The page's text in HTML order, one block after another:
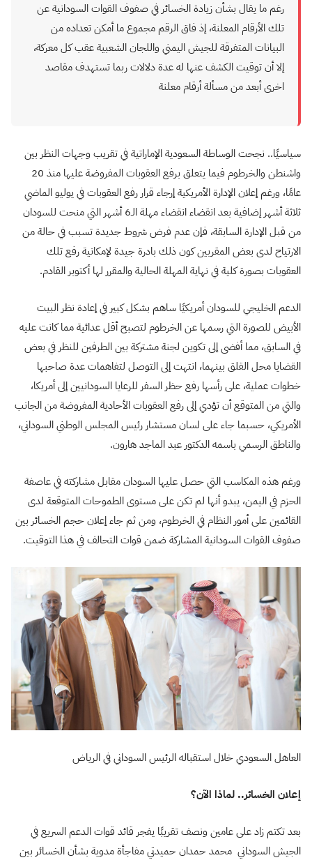
رغم ما يقال بشأن زيادة الخسائر في صفوف القوات السودانية عن
تلك الأرقام المعلنة، إذ فاق الرقم مجموع ما أمكن تعداده من
البيانات المتفرقة للجيش اليمني واللجان الشعبية عقب كل معركة،
إلا أن توقيت الكشف عنها له عدة دلالات ربما تستهدف مقاصد
اخرى أبعد من مسألة أرقام معلنة
سياسيًا.. نجحت الوساطة السعودية الإماراتية في تقريب وجهات النظر بين
واشنطن والخرطوم فيما يتعلق برفع العقوبات المفروضة عليها منذ 20
عامًا، ورغم إعلان الإدارة الأمريكية إرجاء قرار رفع العقوبات في يوليو الماضي
ثلاثة أشهر إضافية بعد انقضاء انقضاء مهلة الـ6 أشهر التي منحت للسودان
من قبل الإدارة السابقة، فإن عدم فرض شروط جديدة تسبب في حالة من
الارتياح لدى بعض المقربين كون ذلك بادرة جيدة لإمكانية رفع تلك
العقوبات بصورة كلية في نهاية المهلة الحالية والمقرر لها أكتوبر القادم.
الدعم الخليجي للسودان أمريكيًا ساهم بشكل كبير في إعادة نظر البيت
الأبيض للصورة التي رسمها عن الخرطوم لتصبح أقل عدائية مما كانت عليه
في السابق، مما أفضى إلى تكوين لجنة مشتركة بين الطرفين للنظر في بعض
القضايا محل القلق بينهما، انتهت إلى التوصل لتفاهمات عدة صاحبها
خطوات عملية، على رأسها رفع حظر السفر للرعايا السودانيين إلى أمريكا،
والتي من المتوقع أن تؤدي إلى رفع العقوبات الأحادية المفروضة من الجانب
الأمريكي، حسبما جاء على لسان مستشار رئيس المجلس الوطني السوداني،
والناطق الرسمي باسمه الدكتور عبد الماجد هارون.
ورغم هذه المكاسب التي حصل عليها السودان مقابل مشاركته في عاصفة
الحزم في اليمن، يبدو أنها لم تكن على مستوى الطموحات المتوقعة لدى
القائمين على أمور النظام في الخرطوم، ومن ثم جاء إعلان حجم الخسائر بين
صفوف القوات السودانية المشاركة ضمن قوات التحالف في هذا التوقيت.
العاهل السعودي خلال استقباله الرئيس السوداني في الرياض
إعلان الخسائر.. لماذا الآن؟
بعد تكتم زاد على عامين ونصف تقريبًا يفجر قائد قوات الدعم السريع في
الجيش السوداني محمد حمدان حميدتي مفاجأة مدوية بشأن الخسائر بين